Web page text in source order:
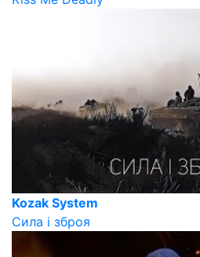
Kozak System
Сила і зброя